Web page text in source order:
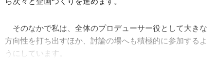
そのなかで私は、全体のプロデューサー役として大きな
方向性を打ち出すほか、討論の場へも積極的に参加するよ
うにしています。